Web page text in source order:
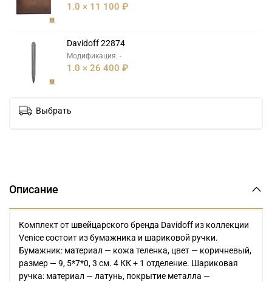
1.0 × 11 100 ₽
Davidoff 22874
Модификация: -
1.0 × 26 400 ₽
Выбрать
Описание
Комплект от швейцарского бренда Davidoff из коллекции
Venice состоит из бумажника и шариковой ручки.
Бумажник: материал — кожа теленка, цвет — коричневый,
размер — 9, 5*7*0, 3 см. 4 КК + 1 отделение. Шариковая
ручка: материал — латунь, покрытие металла —